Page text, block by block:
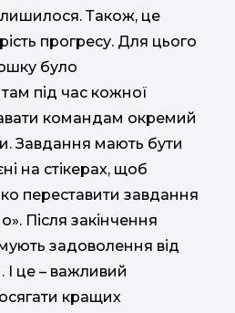
Також, це
прогресу. Для цього
було
під час кожної
командам окремий
Завдання мають бути
на стікерах, щоб
переставити завдання
Після закінчення
задоволення від
І це – важливий
кращих